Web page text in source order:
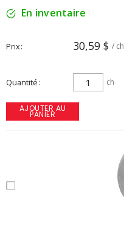
En inventaire
Prix 30,59 $ / ch
Quantité ch
AJOUTER AU
PANIER